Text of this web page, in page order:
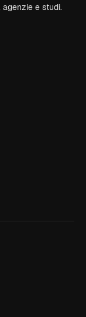
agenzie e studi.